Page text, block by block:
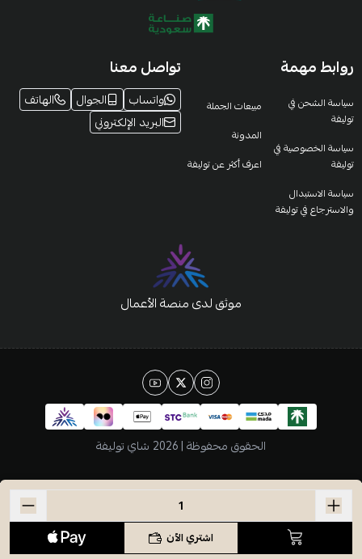
اشتري الآن
روابط مهمة
سياسة الشحن في
توليفة
سياسة الخصوصية في
توليفة
سياسة الاستبدال
والاسترجاع في توليفة
مبيعات الجملة
المدونة
اعرف أكثر عن توليفة
تواصل معنا
واتساب الجوال
الهاتف
البريد الإلكتروني
موثق لدى منصة الأعمال
الحقوق محفوظة | 2026 شاي توليفة